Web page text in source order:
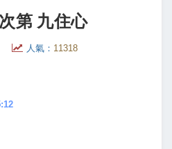
第 九住心
人氣： 11318